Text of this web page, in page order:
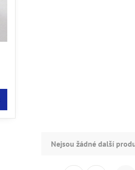
Nejsou žádné další